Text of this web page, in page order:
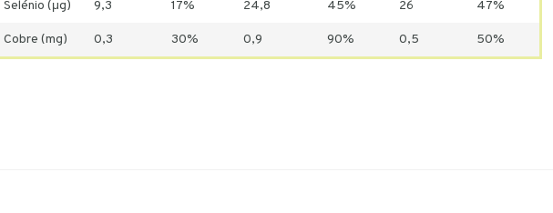
Selénio (μg) 9,3 17% 24,8 45% 26 47%
Cobre (mg) 0,3 30% 0,9 90% 0,5 50%